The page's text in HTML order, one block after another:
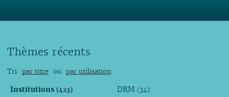
Thèmes récents
Tri par titre ou par utilisation
Institutions (423) DRM (34)